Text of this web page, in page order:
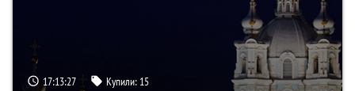
17:13:26 Купили: 15